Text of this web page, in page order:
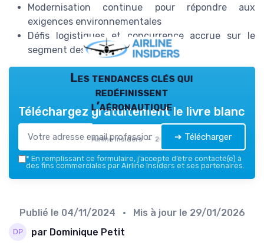
Modernisation continue pour répondre aux
exigences environnementales
Défis logistiques et concurrence accrue sur le
segment des jets régionaux
Les tendances clés qui
redéfinissent
l’aéronautique
Airline Insiders — 2026
Téléchargez gratuitement le livre blanc
➔ Télécharger
* En remplissant ce formulaire, j’accepte d’être contacté(e) à
des fins commerciales par Airline Insiders et ses partenaires.
Publié le 04/11/2024 • Mis à jour le 29/01/2026
par Dominique Petit